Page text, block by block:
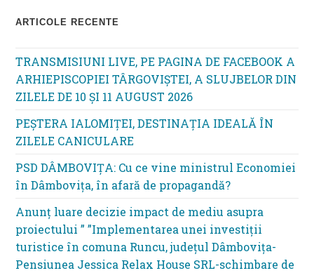
ARTICOLE RECENTE
TRANSMISIUNI LIVE, PE PAGINA DE FACEBOOK A
ARHIEPISCOPIEI TÂRGOVIȘTEI, A SLUJBELOR DIN
ZILELE DE 10 ȘI 11 AUGUST 2026
PEȘTERA IALOMIȚEI, DESTINAȚIA IDEALĂ ÎN
ZILELE CANICULARE
PSD DÂMBOVIȚA: Cu ce vine ministrul Economiei
în Dâmbovița, în afară de propagandă?
Anunț luare decizie impact de mediu asupra
proiectului ” ”Implementarea unei investiții
turistice în comuna Runcu, județul Dâmbovița-
Pensiunea Jessica Relax House SRL-schimbare de